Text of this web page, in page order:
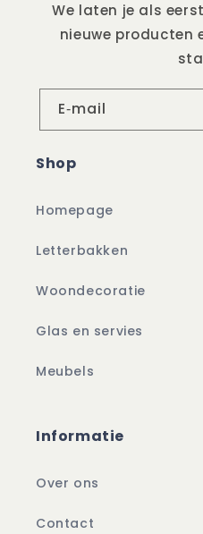
We laten je als
nieuwe producten
E‑mail
Shop
Homepage
Letterbakken
Woondecoratie
Glas en servies
Meubels
Informatie
Over ons
Contact